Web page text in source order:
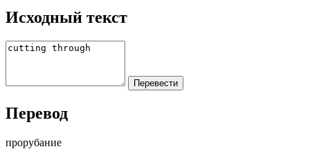
Исходный текст
Перевод
прорубание